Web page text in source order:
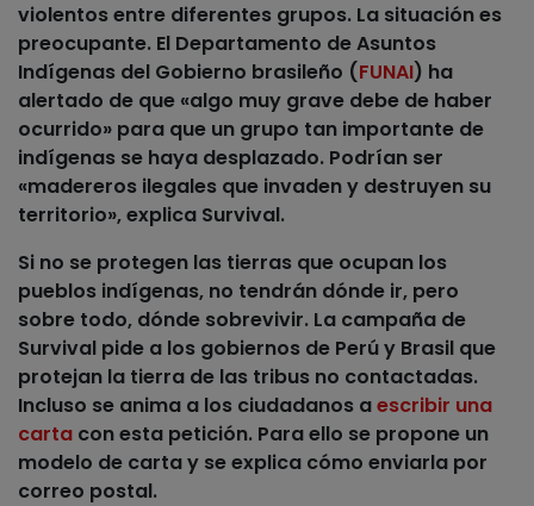
violentos entre diferentes grupos. La situación es
preocupante. El Departamento de Asuntos
Indígenas del Gobierno brasileño (FUNAI) ha
alertado de que «algo muy grave debe de haber
ocurrido» para que un grupo tan importante de
indígenas se haya desplazado. Podrían ser
«madereros ilegales que invaden y destruyen su
territorio», explica Survival.
Si no se protegen las tierras que ocupan los
pueblos indígenas, no tendrán dónde ir, pero
sobre todo, dónde sobrevivir. La campaña de
Survival pide a los gobiernos de Perú y Brasil que
protejan la tierra de las tribus no contactadas.
Incluso se anima a los ciudadanos aescribir una
carta con esta petición. Para ello se propone un
modelo de carta y se explica cómo enviarla por
correo postal.